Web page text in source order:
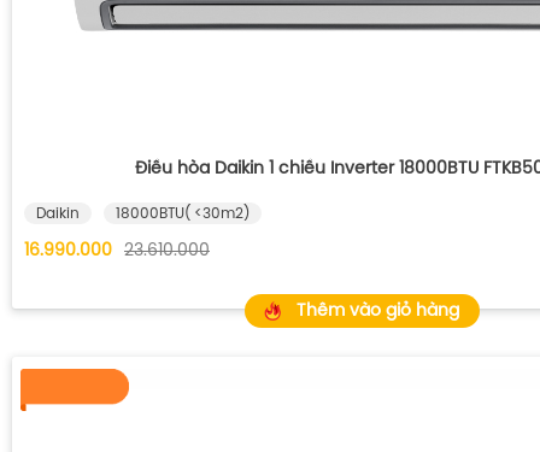
Điều hòa Daikin 1 chiều Inverter 18000BTU
Daikin 18000BTU( <30m2)
16.990.000 23.610.000
Thêm vào giỏ hàng